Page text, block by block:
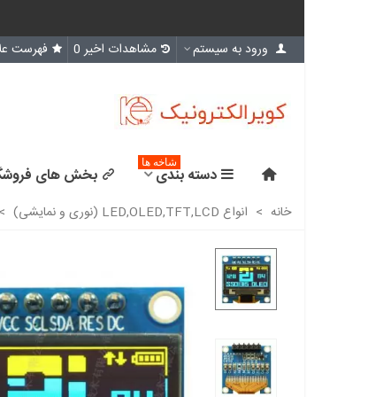
ورود به سیستم مشاهدات اخیر 0 فهرست
دسته بندی
شاخه ها
بخش های
خانه > انواع LED,OLED,TFT,LCD (نوری و نمایشی) >